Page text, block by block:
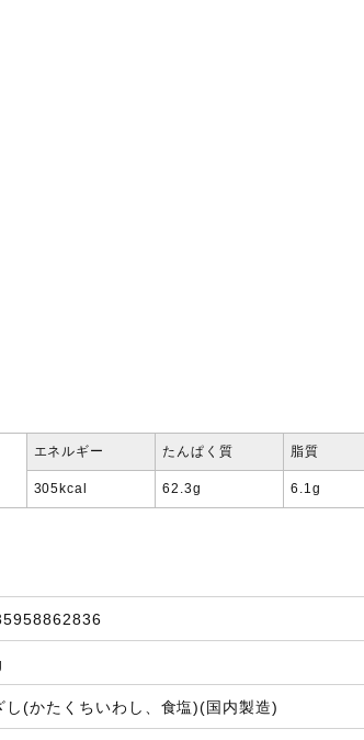
エネルギー
305kcal
たんぱく質
62.3g
脂質
6.1g
し(かたくちいわし、食塩)(国内製造)